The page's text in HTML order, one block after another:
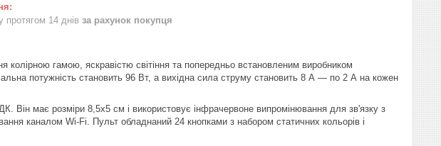
протягом 14 днів за рахунок покупця
гамою, яскравістю світіння та попередньо встановленим виробником
потужність становить 96 Вт, а вихідна сила струму становить 8 А — по 2 А на кожен
Він має розміри 8,5х5 см і використовує інфрачервоне випромінювання для зв'язку з
каналом Wi-Fi. Пульт обладнаний 24 кнопками з набором статичних кольорів і